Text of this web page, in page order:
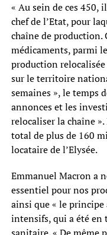
« Au sein de ces 450,
chef de l’Etat, pour
chaîne de production.
médicaments, parmi
production
sur le territoire
semaines », le temps
annonces et les
relocaliser la chaîne
total de plus de 160
locataire de l’Elysée.
Emmanuel Macron a
essentiel pour nos
ainsi que « le
intensifs, qui a été en